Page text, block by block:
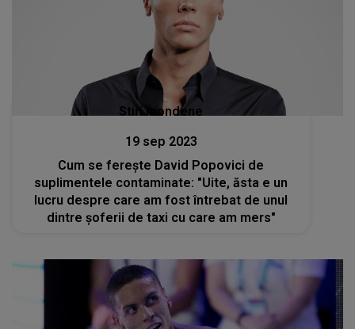
Stiri mondene
19 sep 2023
Cum se ferește David Popovici de
suplimentele contaminate: "Uite, ăsta e un
lucru despre care am fost întrebat de unul
dintre șoferii de taxi cu care am mers"